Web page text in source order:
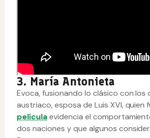
3. María Antonieta
Evoca, fusionando lo clásico con
austriaco, esposa de Luis XVI,
películaevidencia el
dos naciones y que algunos